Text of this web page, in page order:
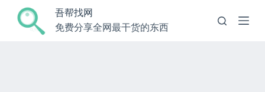
跳
过
吾帮找网
免费分享全网最干货的东西